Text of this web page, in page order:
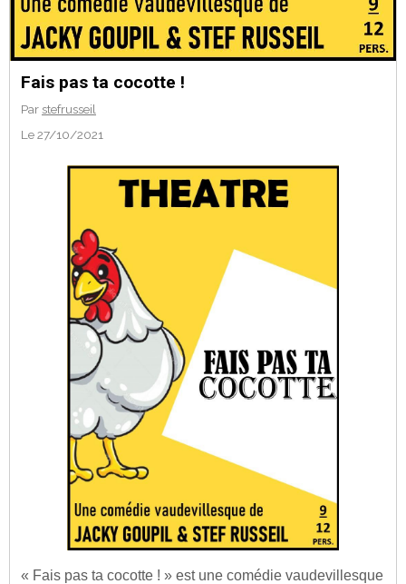
Fais pas ta cocotte !
Par stefrusseil
Le 27/10/2021
« Fais pas ta cocotte ! » est une comédie vaudevillesque